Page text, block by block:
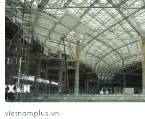
ASEAN 2026 tại Hong Kong
07/08/2026 15:44
Khai mạc Lễ hội Việt Nam - Hàn
Quốc 2026 rực rỡ sắc màu văn hóa
07/08/2026 15:03
vietnamplus.vn